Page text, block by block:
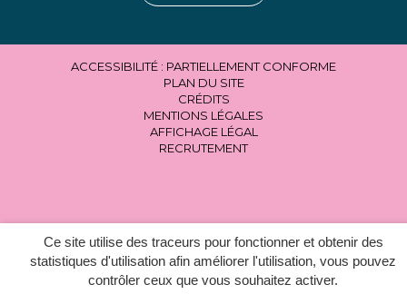
Ce site utilise des traceurs pour fonctionner et obtenir des
statistiques d'utilisation afin améliorer l'utilisation, vous pouvez
contrôler ceux que vous souhaitez activer.
ACCESSIBILITÉ : PARTIELLEMENT CONFORME
PLAN DU SITE
CRÉDITS
MENTIONS LÉGALES
AFFICHAGE LÉGAL
RECRUTEMENT